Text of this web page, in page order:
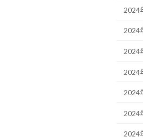
2024
2024
2024
2024
2024
2024
2024